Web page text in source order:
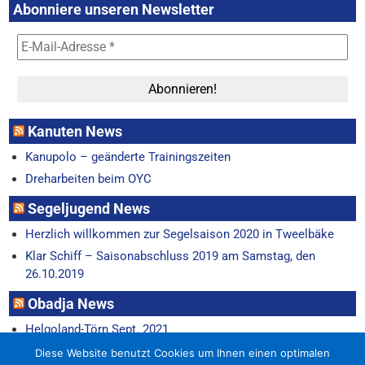
Abonniere unseren Newsletter
Kanuten News
Kanupolo – geänderte Trainingszeiten
Dreharbeiten beim OYC
Segeljugend News
Herzlich willkommen zur Segelsaison 2020 in Tweelbäke
Klar Schiff – Saisonabschluss 2019 am Samstag, den
26.10.2019
Obadja News
Helgoland-Törn Sept. 2021
Horum-Regatta 22.6.
Diese Website benutzt Cookies um Ihnen einen optimalen